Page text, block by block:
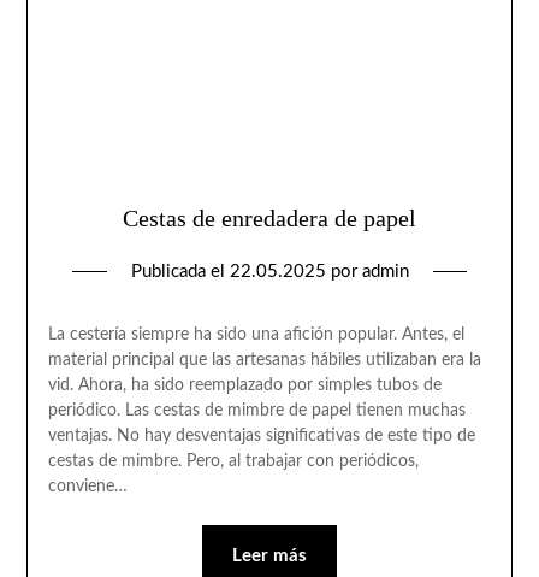
Cestas de enredadera de papel
Publicada el 22.05.2025 por admin
La cestería siempre ha sido una afición popular. Antes, el
material principal que las artesanas hábiles utilizaban era la
vid. Ahora, ha sido reemplazado por simples tubos de
periódico. Las cestas de mimbre de papel tienen muchas
ventajas. No hay desventajas significativas de este tipo de
cestas de mimbre. Pero, al trabajar con periódicos,
conviene…
Leer más